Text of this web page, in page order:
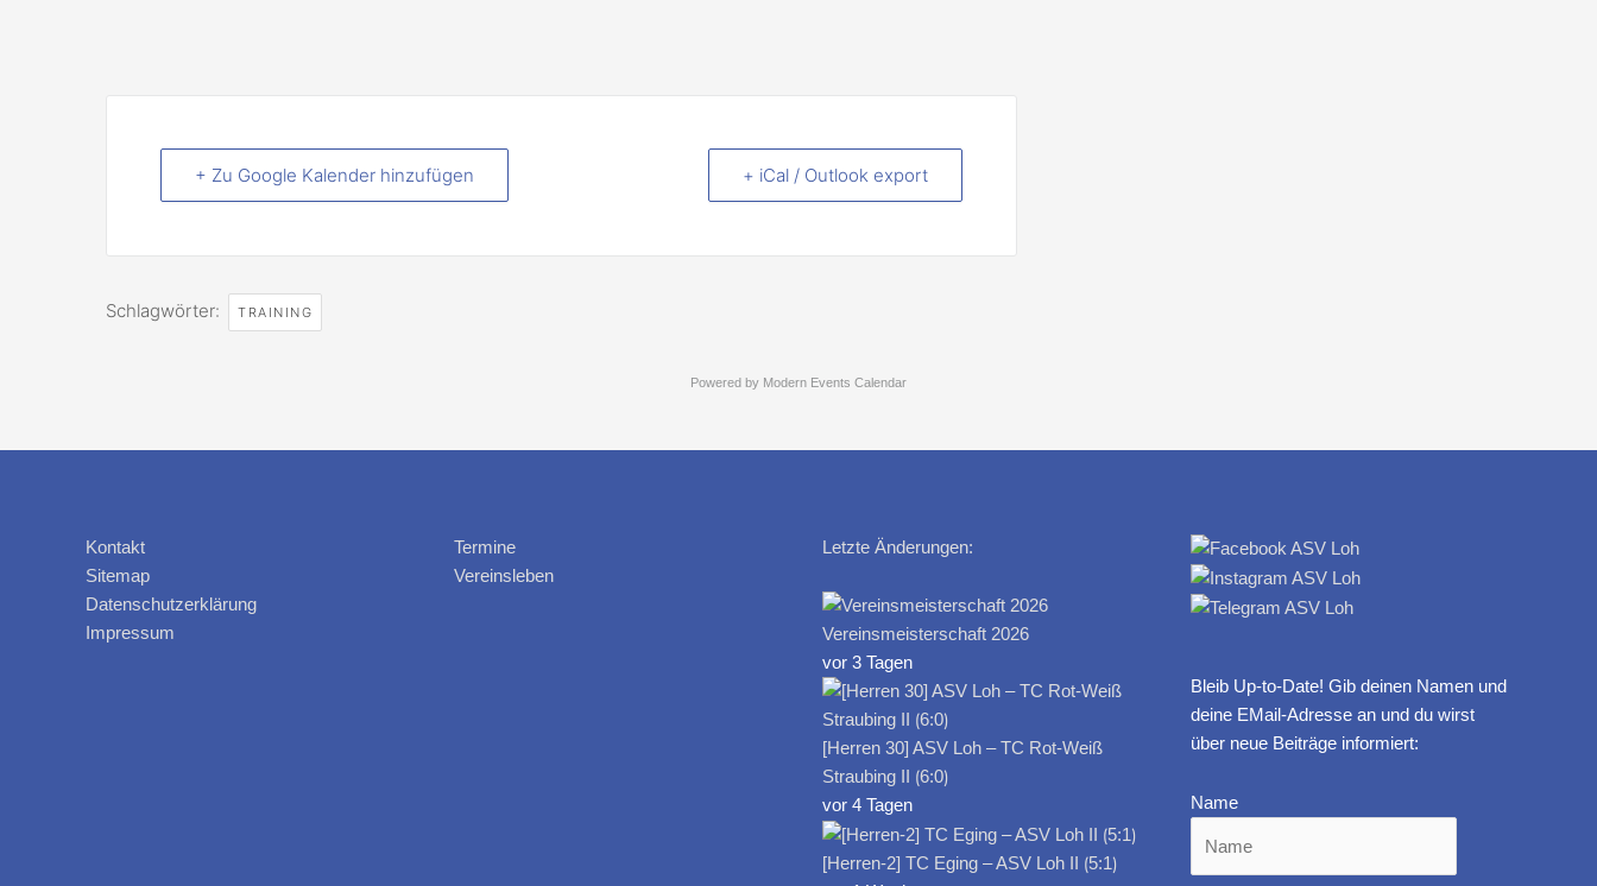
+ Zu Google Kalender hinzufügen + iCal / Outlook export
Schlagwörter: TRAINING
Powered by Modern Events Calendar
Kontakt
Sitemap
Datenschutzerklärung
Impressum
Termine
Vereinsleben
Letzte Änderungen:
Vereinsmeisterschaft 2026
vor 3 Tagen
[Herren 30] ASV Loh – TC Rot-Weiß
Straubing II ⟮6:0⟯
vor 4 Tagen
[Herren-2] TC Eging – ASV Loh II ⟮5:1⟯
Bleib Up-to-Date! Gib deinen Namen und
deine EMail-Adresse an und du wirst
über neue Beiträge informiert:
Name